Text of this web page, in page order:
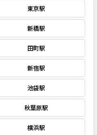
東京駅
新橋駅
田町駅
新宿駅
池袋駅
秋葉原駅
横浜駅